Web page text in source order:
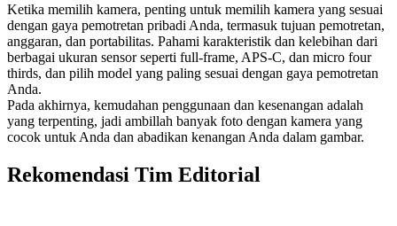
Ketika memilih kamera, penting untuk memilih kamera yang sesuai
dengan gaya pemotretan pribadi Anda, termasuk tujuan pemotretan,
anggaran, dan portabilitas. Pahami karakteristik dan kelebihan dari
berbagai ukuran sensor seperti full-frame, APS-C, dan micro four
thirds, dan pilih model yang paling sesuai dengan gaya pemotretan
Anda.
Pada akhirnya, kemudahan penggunaan dan kesenangan adalah
yang terpenting, jadi ambillah banyak foto dengan kamera yang
cocok untuk Anda dan abadikan kenangan Anda dalam gambar.
Rekomendasi Tim Editorial